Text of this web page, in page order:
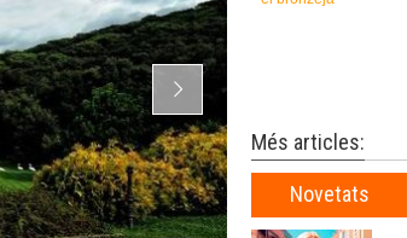
Més articles:
Novetats